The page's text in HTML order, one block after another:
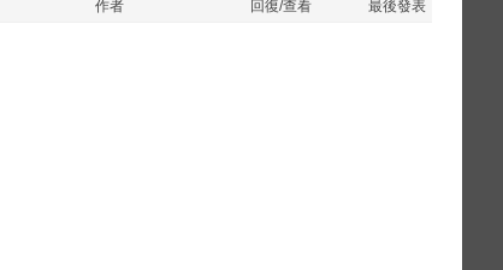
作者 回復/查看 最後發表